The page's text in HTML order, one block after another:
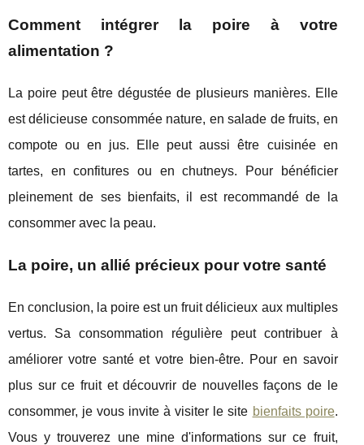
Comment intégrer la poire à votre
alimentation ?
La poire peut être dégustée de plusieurs manières. Elle
est délicieuse consommée nature, en salade de fruits, en
compote ou en jus. Elle peut aussi être cuisinée en
tartes, en confitures ou en chutneys. Pour bénéficier
pleinement de ses bienfaits, il est recommandé de la
consommer avec la peau.
La poire, un allié précieux pour votre santé
En conclusion, la poire est un fruit délicieux aux multiples
vertus. Sa consommation régulière peut contribuer à
améliorer votre santé et votre bien-être. Pour en savoir
plus sur ce fruit et découvrir de nouvelles façons de le
consommer, je vous invite à visiter le site bienfaits poire.
Vous y trouverez une mine d'informations sur ce fruit,